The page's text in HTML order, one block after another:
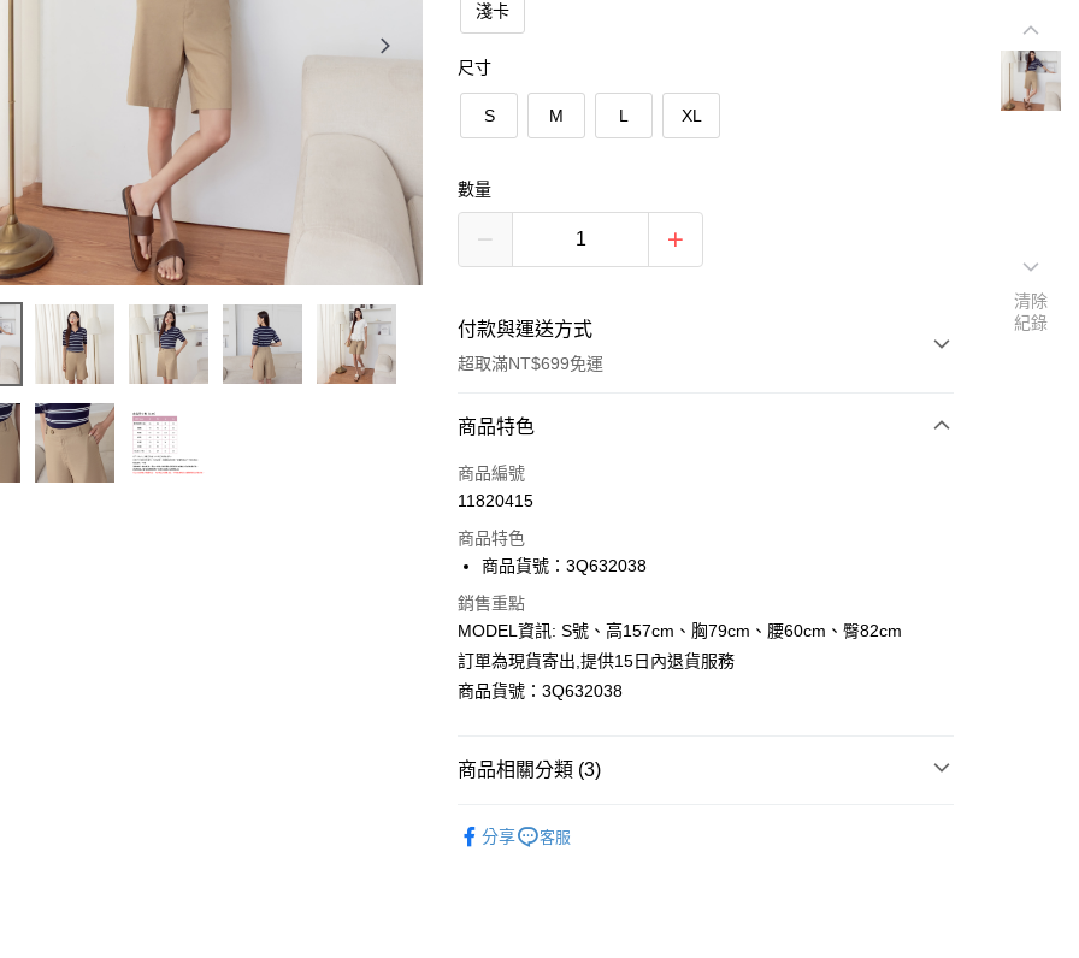
淺卡
尺寸
S M L XL
數量
付款與運送方式
超取滿NT$699免運
付款方式
信用卡一次付款
LINE Pay
Apple Pay
全家取貨付款
付款後全家取貨
商品特色
商品編號
11820415
商品特色
商品貨號：3Q632038
銷售重點
MODEL資訊: S號、高157cm、胸79cm、腰60cm、臀82cm
訂單為現貨寄出,提供15日內退貨服務
商品貨號：3Q632038
商品相關分類 (3)
分享 客服
清除
紀錄